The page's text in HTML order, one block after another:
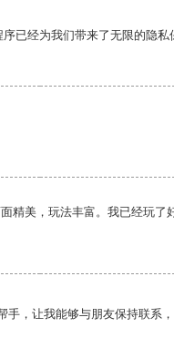
已经为我们带来了无限的隐私
精美，玩法丰富。我已经玩了
手，让我能够与朋友保持联系，